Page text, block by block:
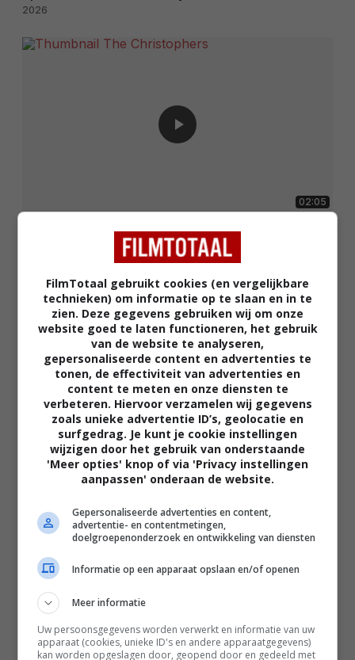
2026
02:05
The Uprising
FilmTotaal gebruikt cookies (en vergelijkbare
technieken) om informatie op te slaan en in te
zien. Deze gegevens gebruiken wij om onze
website goed te laten functioneren, het gebruik
van de website te analyseren,
gepersonaliseerde content en advertenties te
tonen, de effectiviteit van advertenties en
content te meten en onze diensten te
verbeteren. Hiervoor verzamelen wij gegevens
zoals unieke advertentie ID’s, geolocatie en
surfgedrag. Je kunt je cookie instellingen
wijzigen door het gebruik van onderstaande
'Meer opties' knop of via 'Privacy instellingen
aanpassen' onderaan de website.
Gepersonaliseerde advertenties en content,
advertentie- en contentmetingen,
doelgroepenonderzoek en ontwikkeling van diensten
Informatie op een apparaat opslaan en/of openen
Meer informatie
Uw persoonsgegevens worden verwerkt en informatie van uw
apparaat (cookies, unieke ID's en andere apparaatgegevens)
kan worden opgeslagen door, geopend door en gedeeld met